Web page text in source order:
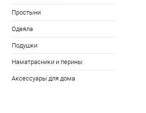
Простыни
Одеяла
Подушки
Наматрасники и перины
Аксессуары для дома